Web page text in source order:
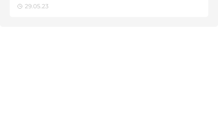
29.05.23